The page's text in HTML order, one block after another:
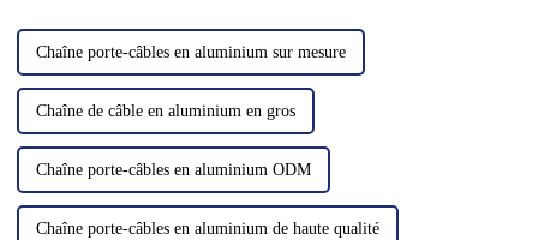
pour maintenir…
Chaîne porte-câbles en aluminium sur mesure
Chaîne de câble en aluminium en gros
Chaîne porte-câbles en aluminium ODM
Chaîne porte-câbles en aluminium de haute qualité